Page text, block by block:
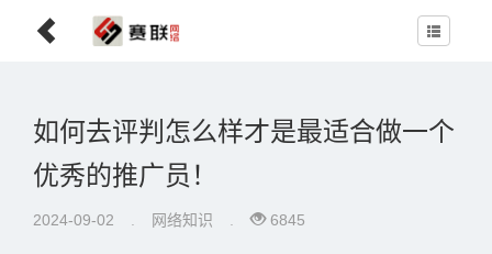
如何去评判怎么样才是最适合做一个
优秀的推广员！
2024-09-02 网络知识 6845